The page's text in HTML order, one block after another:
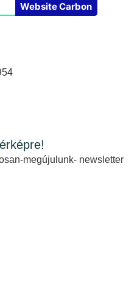
Website Carbon